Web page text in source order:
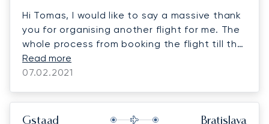
Hi Tomas, I would like to say a massive thank
you for organising another flight for me. The
whole process from booking the flight till the
landing and arriving to my final destination
couldn’t be more easy and smooth.
Read more
07.02.2021
Gstaad Bratislava